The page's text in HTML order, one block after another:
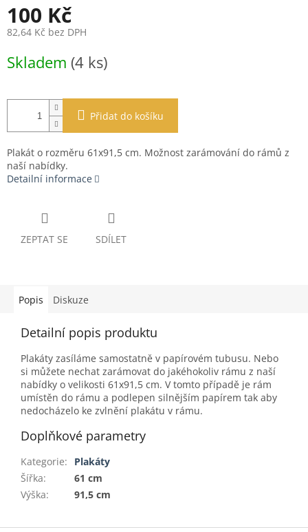
100 Kč
82,64 Kč bez DPH
cena:
Skladem (4 ks)
Přidat do košíku
Plakát o rozměru 61x91,5 cm. Možnost zarámování do rámů z
naší nabídky.
Detailní informace
ZEPTAT SE SDÍLET
Popis Diskuze
Detailní popis produktu
Plakáty zasíláme samostatně v papírovém tubusu. Nebo
si můžete nechat zarámovat do jakéhokoliv rámu z naší
nabídky o velikosti 61x91,5 cm. V tomto případě je rám
umístěn do rámu a podlepen silnějším papírem tak aby
nedocházelo ke zvlnění plakátu v rámu.
Doplňkové parametry
Kategorie:
Plakáty
Šířka:
61 cm
Výška: 91,5 cm